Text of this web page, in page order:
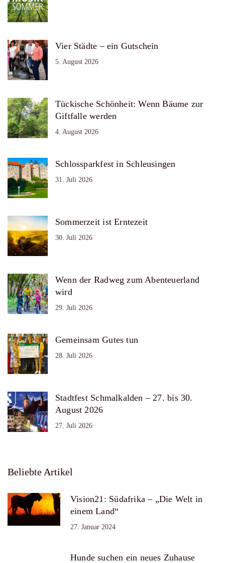
Vier Städte – ein Gutschein
5. August 2026
Tückische Schönheit: Wenn Bäume zur
Giftfalle werden
4. August 2026
Schlossparkfest in Schleusingen
31. Juli 2026
Sommerzeit ist Erntezeit
30. Juli 2026
Wenn der Radweg zum Abenteuerland
wird
29. Juli 2026
Gemeinsam Gutes tun
28. Juli 2026
Stadtfest Schmalkalden – 27. bis 30.
August 2026
27. Juli 2026
Beliebte Artikel
Vision21: Südafrika – „Die Welt in
einem Land“
27. Januar 2024
Hunde suchen ein neues Zuhause